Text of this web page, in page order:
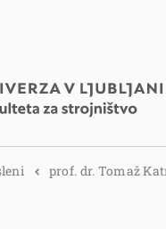
prof. dr. Tomaž